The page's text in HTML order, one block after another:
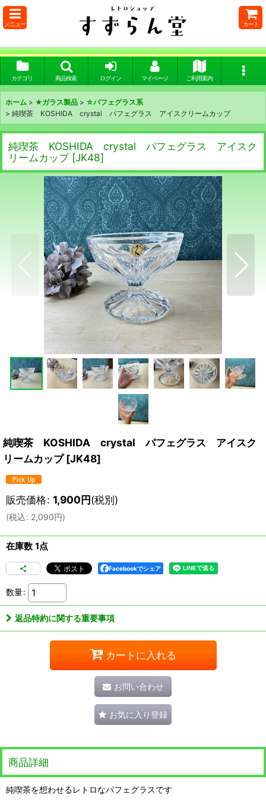
メニュー カート
カテゴリ 商品検索 ログイン マイページ ご利用案内
ホーム > ★ガラス製品 > ☆パフェグラス系
> 純喫茶 KOSHIDA crystal パフェグラス アイスクリームカップ
純喫茶 KOSHIDA crystal パフェグラス アイスク
リームカップ [JK48]
純喫茶 KOSHIDA crystal パフェグラス アイスク
リームカップ [JK48]
販売価格: 1,900円(税別)
(税込: 2,090円)
在庫数 1点
Facebookでシェア
数量:
返品特約に関する重要事項
カートに入れる
お問い合わせ
お気に入り登録
商品詳細
純喫茶を想わせるレトロなパフェグラスです